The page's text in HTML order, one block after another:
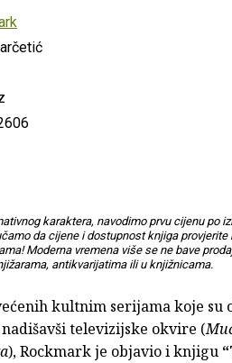
karaktera, navodimo prvu cijenu po
da cijene i dostupnost knjiga provjerite
Moderna vremena više se ne bave
antikvarijatima ili u knjižnicama.
kultnim serijama koje su
televizijske okvire (
), Rockmark je objavio i knjigu